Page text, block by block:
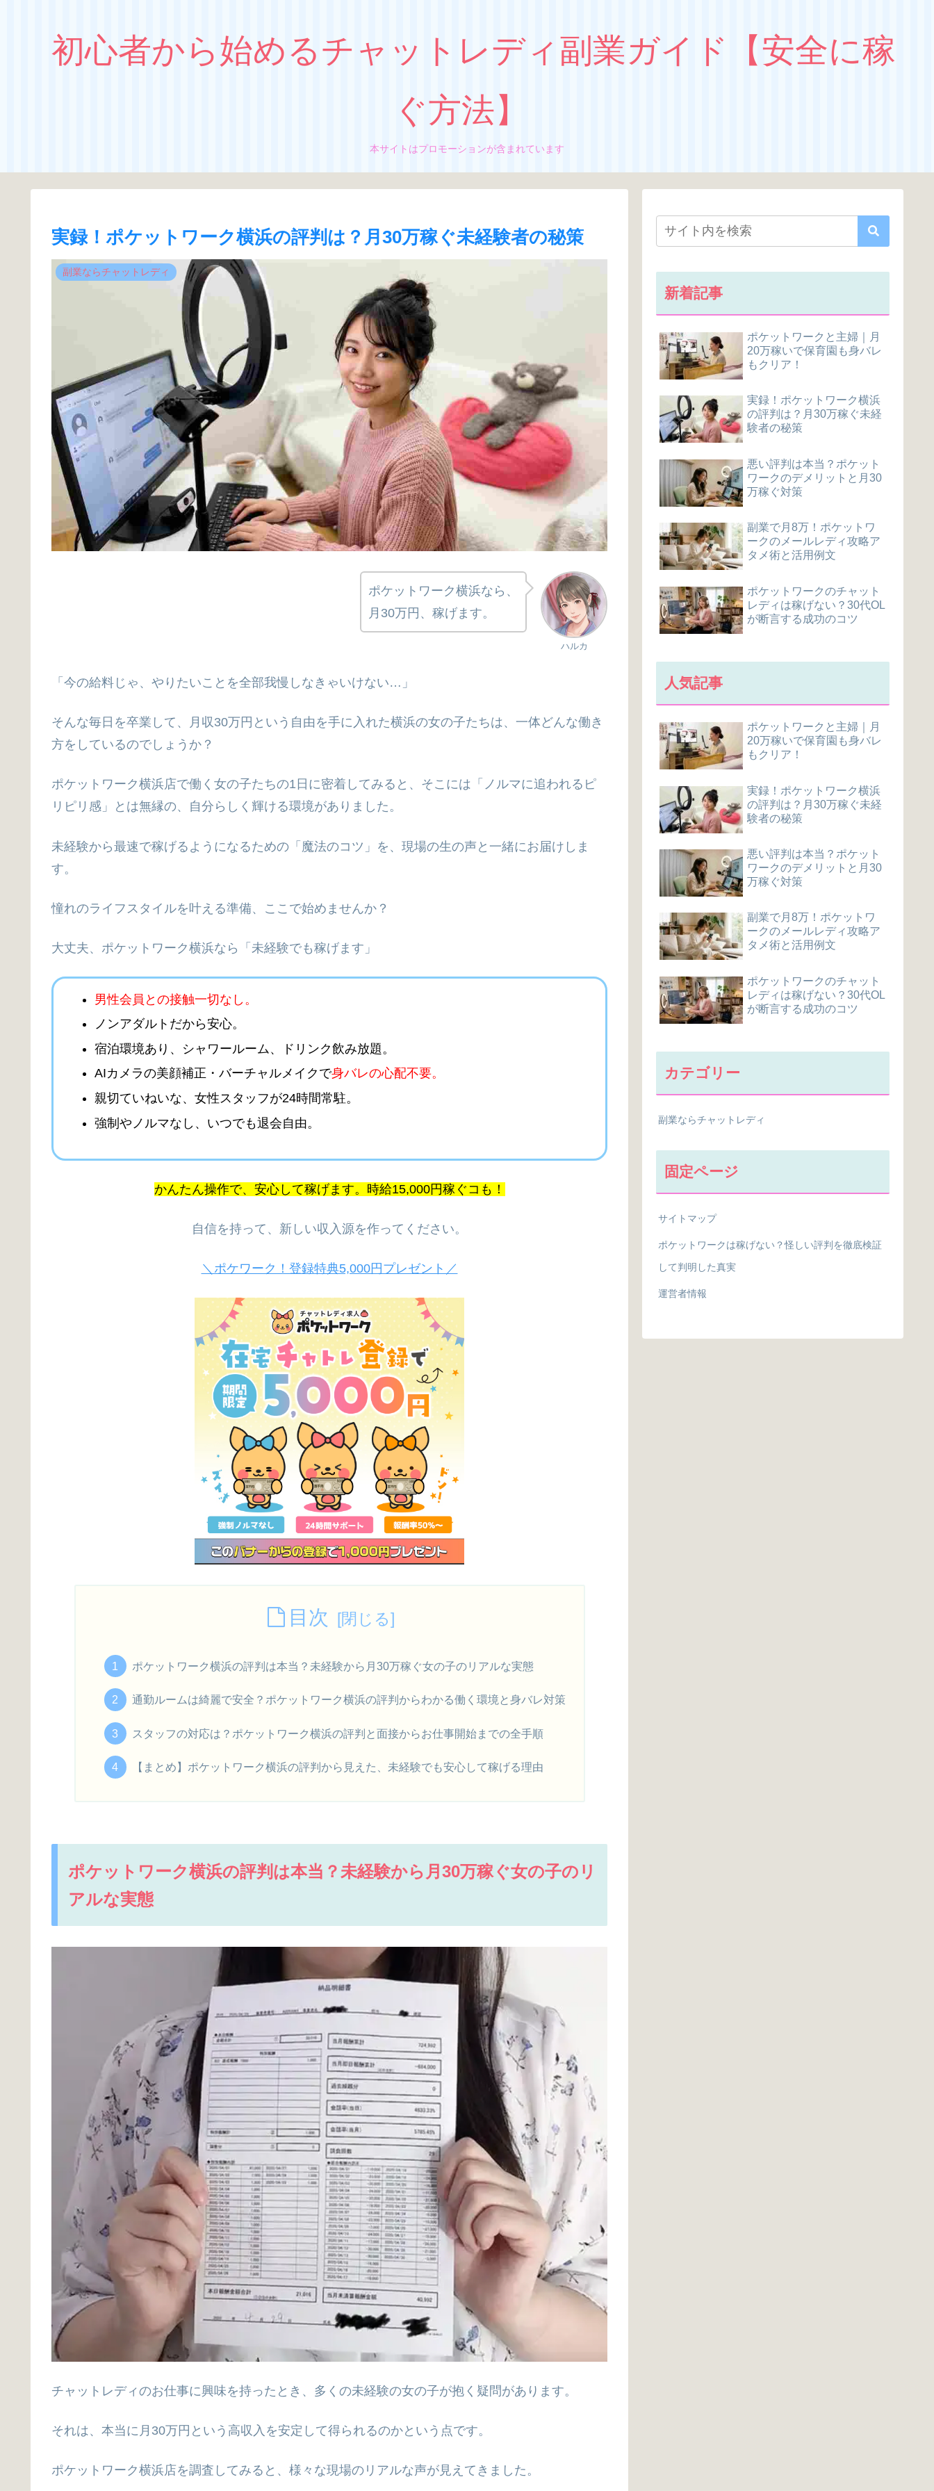
初心者から始めるチャットレディ副業ガイド【安全に稼
ぐ方法】
本サイトはプロモーションが含まれています
実録！ポケットワーク横浜の評判は？月30万稼ぐ未経験者の秘策
副業ならチャットレディ
ハルカ
ポケットワーク横浜なら、
月30万円、稼げます。
「今の給料じゃ、やりたいことを全部我慢しなきゃいけない…」
そんな毎日を卒業して、月収30万円という自由を手に入れた横浜の女の子たちは、一体どんな働き
方をしているのでしょうか？
ポケットワーク横浜店で働く女の子たちの1日に密着してみると、そこには「ノルマに追われるピ
リピリ感」とは無縁の、自分らしく輝ける環境がありました。
未経験から最速で稼げるようになるための「魔法のコツ」を、現場の生の声と一緒にお届けしま
す。
憧れのライフスタイルを叶える準備、ここで始めませんか？
大丈夫、ポケットワーク横浜なら「未経験でも稼げます」
男性会員との接触一切なし。
ノンアダルトだから安心。
宿泊環境あり、シャワールーム、ドリンク飲み放題。
AIカメラの美顔補正・バーチャルメイクで身バレの心配不要。
親切ていねいな、女性スタッフが24時間常駐。
強制やノルマなし、 いつでも退会自由。
かんたん操作で、安心して稼げます。時給15,000円稼ぐコも！
自信を持って、新しい収入源を作ってください。
＼ポケワーク！登録特典5,000円プレゼント／
目次
ポケットワーク横浜の評判は本当？未経験から月30万稼ぐ女の子のリアルな実態
通勤ルームは綺麗で安全？ポケットワーク横浜の評判からわかる働く環境と身バレ対策
スタッフの対応は？ポケットワーク横浜の評判と面接からお仕事開始までの全手順
【まとめ】ポケットワーク横浜の評判から見えた、未経験でも安心して稼げる理由
ポケットワーク横浜の評判は本当？未経験から月30万稼ぐ女の子のリ
アルな実態
チャットレディのお仕事に興味を持ったとき、多くの未経験の女の子が抱く疑問があります。
それは、本当に月30万円という高収入を安定して得られるのかという点です。
ポケットワーク横浜店を調査してみると、様々な現場のリアルな声が見えてきました。
新着記事
ポケットワークと主婦｜月
20万稼いで保育園も身バレ
もクリア！
実録！ポケットワーク横浜
の評判は？月30万稼ぐ未経
験者の秘策
悪い評判は本当？ポケット
ワークのデメリットと月30
万稼ぐ対策
副業で月8万！ポケットワ
ークのメールレディ攻略ア
タメ術と活用例文
ポケットワークのチャット
レディは稼げない？30代OL
が断言する成功のコツ
人気記事
ポケットワークと主婦｜月
20万稼いで保育園も身バレ
もクリア！
実録！ポケットワーク横浜
の評判は？月30万稼ぐ未経
験者の秘策
悪い評判は本当？ポケット
ワークのデメリットと月30
万稼ぐ対策
副業で月8万！ポケットワ
ークのメールレディ攻略ア
タメ術と活用例文
ポケットワークのチャット
レディは稼げない？30代OL
が断言する成功のコツ
カテゴリー
副業ならチャットレディ
固定ページ
サイトマップ
ポケットワークは稼げない？怪しい評判を徹底検証
して判明した真実
運営者情報